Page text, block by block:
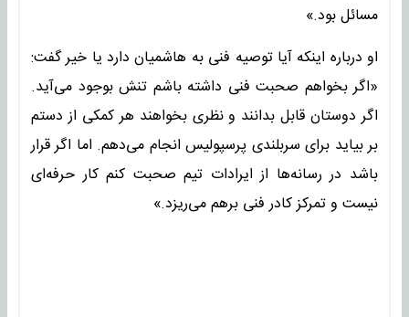
مسائل بود.»
او درباره اینکه آیا توصیه فنی به هاشمیان دارد یا خیر گفت:
«اگر بخواهم صحبت فنی داشته باشم تنش بوجود می‌آید.
اگر دوستان قابل بدانند و نظری بخواهند هر کمکی از دستم
بر بیاید برای سربلندی پرسپولیس انجام می‌دهم. اما اگر قرار
باشد در رسانه‌ها از ایرادات تیم صحبت کنم کار حرفه‌ای
نیست و تمرکز کادر فنی برهم می‌ریزد.»